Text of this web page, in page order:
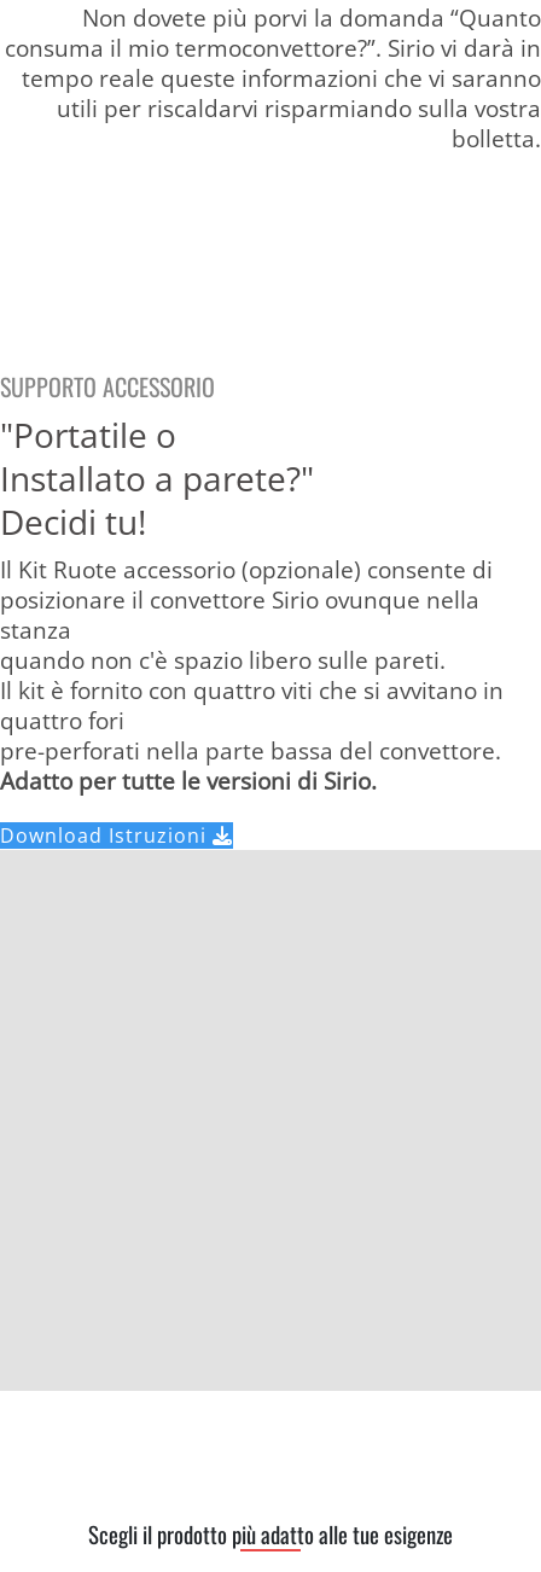
Non dovete più porvi la domanda “Quanto
consuma il mio termoconvettore?”. Sirio vi darà in
tempo reale queste informazioni che vi saranno
utili per riscaldarvi risparmiando sulla vostra
bolletta.
SUPPORTO ACCESSORIO
"Portatile o
Installato a parete?"
Decidi tu!
Il Kit Ruote accessorio (opzionale) consente di
posizionare il convettore Sirio ovunque nella
stanza
quando non c'è spazio libero sulle pareti.
Il kit è fornito con quattro viti che si avvitano in
quattro fori
pre-perforati nella parte bassa del convettore.
Adatto per tutte le versioni di Sirio.
Download Istruzioni
Scegli il prodotto più adatto alle tue esigenze